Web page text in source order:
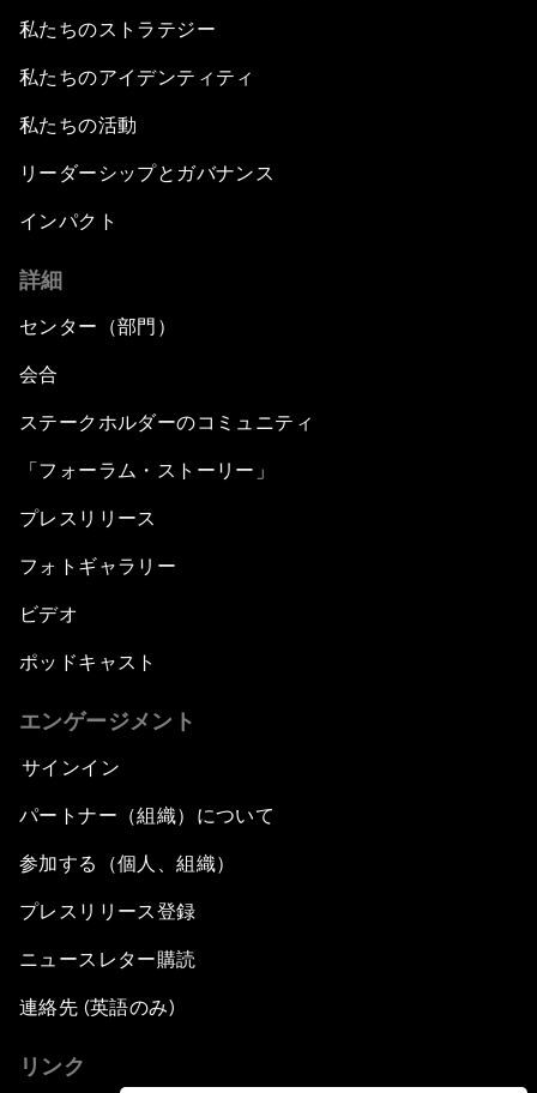
私たちのストラテジー
私たちのアイデンティティ
私たちの活動
リーダーシップとガバナンス
インパクト
詳細
センター（部門）
会合
ステークホルダーのコミュニティ
「フォーラム・ストーリー」
プレスリリース
フォトギャラリー
ビデオ
ポッドキャスト
エンゲージメント
サインイン
パートナー（組織）について
参加する（個人、組織）
プレスリリース登録
ニュースレター購読
連絡先 (英語のみ)
リンク